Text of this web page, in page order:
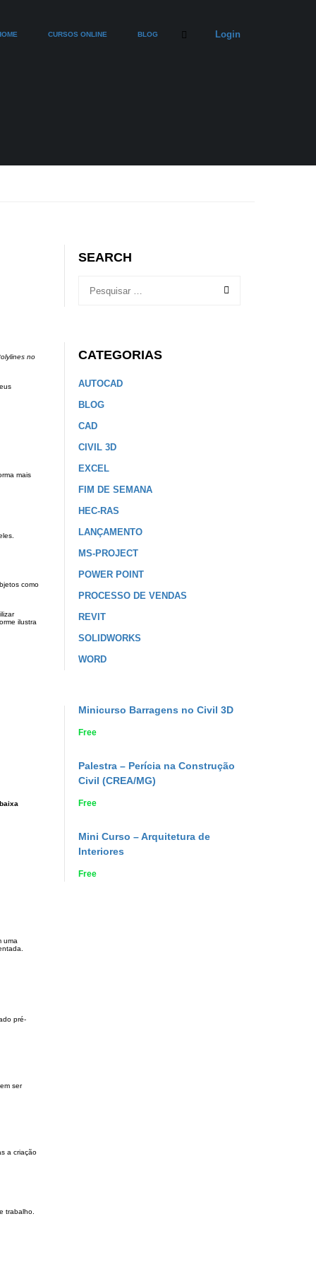
CURSOS ONLINE BLOG Login
no
mais
como
ilustra
baixa
uma
pré-
ser
a criação
trabalho.
SEARCH
CATEGORIAS
AUTOCAD
BLOG
CAD
CIVIL 3D
EXCEL
FIM DE SEMANA
HEC-RAS
LANÇAMENTO
MS-PROJECT
POWER POINT
PROCESSO DE VENDAS
REVIT
SOLIDWORKS
WORD
Minicurso Barragens no Civil 3D
Free
Palestra – Perícia na Construção
Civil (CREA/MG)
Free
Mini Curso – Arquitetura de
Interiores
Free